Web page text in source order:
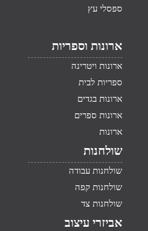
ספסלי עץ
ארונות וספריות
ארונות ויטרינה
ספריות לבית
ארונות בגדים
ארונות ספרים
ארונות
שולחנות
שולחנות עבודה
שולחנות קפה
שולחנות צד
אביזרי עיצוב